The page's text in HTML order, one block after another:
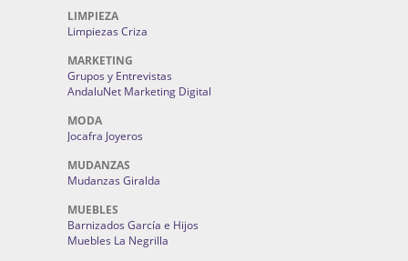
LIMPIEZA
Limpiezas Criza
MARKETING
Grupos y Entrevistas
AndaluNet Marketing Digital
MODA
Jocafra Joyeros
MUDANZAS
Mudanzas Giralda
MUEBLES
Barnizados García e Hijos
Muebles La Negrilla